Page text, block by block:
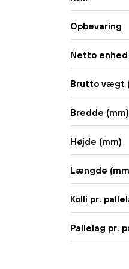
Opbevaring
Netto enhed
Brutto vægt
Bredde (mm)
Højde (mm)
Længde
Kolli pr.
Pallelag pr.